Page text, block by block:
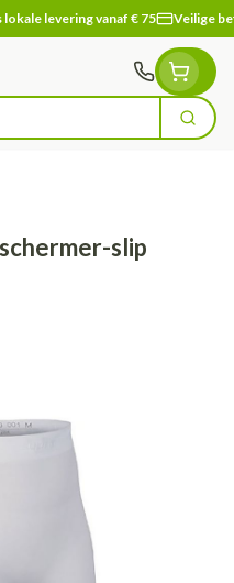
lokale levering vanaf € 75 Veilige
Zoek
slip